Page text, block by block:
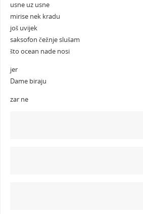
usne uz usne
mirise nek kradu
još uvijek
saksofon čežnje slušam
što ocean nade nosi
jer
Dame biraju
zar ne